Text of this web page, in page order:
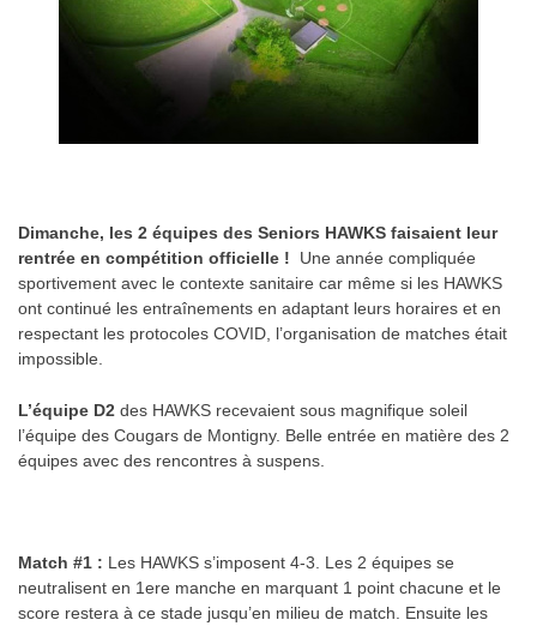
Dimanche, les 2 équipes des Seniors HAWKS faisaient leur
rentrée en compétition officielle !
Une année compliquée
sportivement avec le contexte sanitaire car même si les HAWKS
ont continué les entraînements en adaptant leurs horaires et en
respectant les protocoles COVID, l’organisation de matches était
impossible.
L’équipe D2 des HAWKS recevaient sous magnifique soleil
l’équipe des Cougars de Montigny. Belle entrée en matière des 2
équipes avec des rencontres à suspens.
Match #1 : Les HAWKS s’imposent 4-3. Les 2 équipes se
neutralisent en 1ere manche en marquant 1 point chacune et le
score restera à ce stade jusqu’en milieu de match. Ensuite les